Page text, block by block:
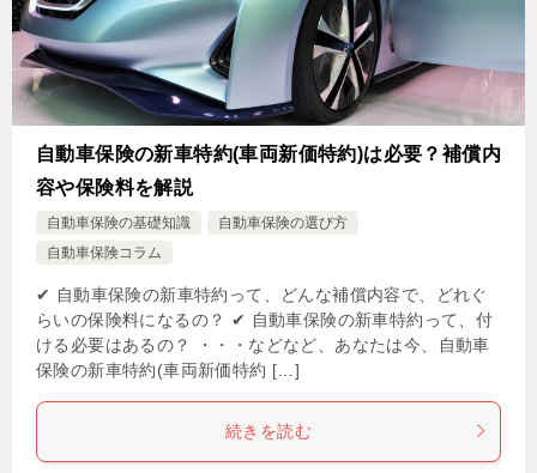
自動車保険の新車特約(車両新価特約)は必要？補償内
容や保険料を解説
自動車保険の基礎知識
自動車保険の選び方
自動車保険コラム
✔ 自動車保険の新車特約って、どんな補償内容で、どれぐ
らいの保険料になるの？ ✔ 自動車保険の新車特約って、付
ける必要はあるの？ ・・・などなど、あなたは今、自動車
保険の新車特約(車両新価特約 […]
続きを読む